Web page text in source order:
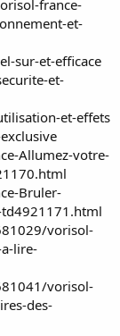
france-
et-
sur-et-efficace
et-
et-effets
Allumez-votre-
Bruler-
td4921171.html
vorisol-
lire-
vorisol-
des-